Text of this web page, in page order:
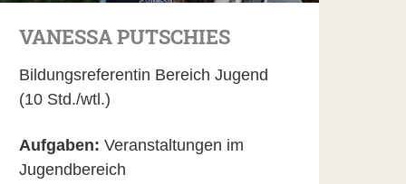
VANESSA PUTSCHIES
Bildungsreferentin Bereich Jugend
(10 Std./wtl.)
Aufgaben: Veranstaltungen im
Jugendbereich